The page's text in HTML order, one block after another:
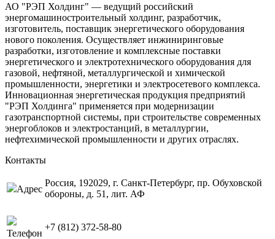
АО "РЭП Холдинг" — ведущий российский
энергомашиностроительный холдинг, разработчик,
изготовитель, поставщик энергетического оборудования
нового поколения. Осуществляет инжиниринговые
разработки, изготовление и комплексные поставки
энергетического и электротехнического оборудования для
газовой, нефтяной, металлургической и химической
промышленности, энергетики и электросетевого комплекса.
Инновационная энергетическая продукция предприятий
"РЭП Холдинга" применяется при модернизации
газотранспортной системы, при строительстве современных
энергоблоков и электростанций, в металлургии,
нефтехимической промышленности и других отраслях.
Контакты
Адрес
Россия, 192029, г. Санкт-Петербург, пр. Обуховской
обороны, д. 51, лит. АФ
Телефон
+7 (812) 372-58-80